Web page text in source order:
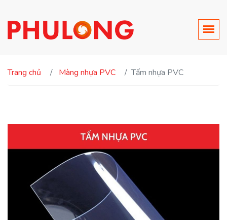
Trang chủ Màng nhựa PVC Tấm nhựa PVC